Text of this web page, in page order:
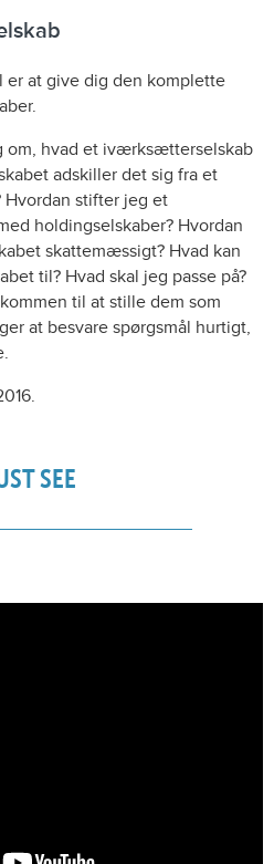
er at give dig den komplette
om, hvad et iværksætterselskab
adskiller det sig fra et
Hvordan stifter jeg et
holdingselskaber? Hvordan
skattemæssigt? Hvad kan
til? Hvad skal jeg passe på?
til at stille dem som
at besvare spørgsmål hurtigt,
SEE